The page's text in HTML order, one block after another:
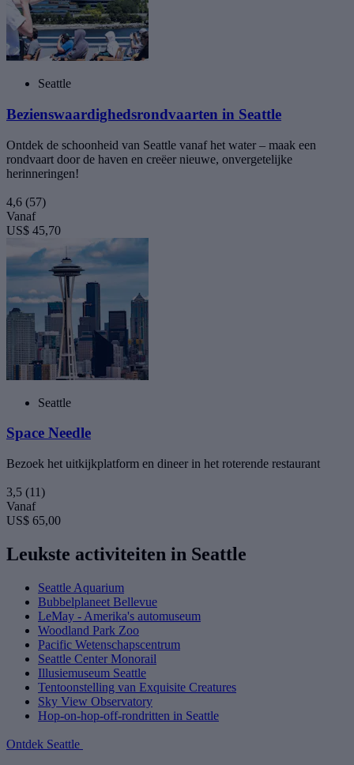
Seattle
Bezienswaardighedsrondvaarten in Seattle
Ontdek de schoonheid van Seattle vanaf het water – maak een
rondvaart door de haven en creëer nieuwe, onvergetelijke
herinneringen!
4,6 (57)
Vanaf
US$ 45,70
Seattle
Space Needle
Bezoek het uitkijkplatform en dineer in het roterende restaurant
3,5 (11)
Vanaf
US$ 65,00
Leukste activiteiten in Seattle
Seattle Aquarium
Bubbelplaneet Bellevue
LeMay - Amerika's automuseum
Woodland Park Zoo
Pacific Wetenschapscentrum
Seattle Center Monorail
Illusiemuseum Seattle
Tentoonstelling van Exquisite Creatures
Sky View Observatory
Hop-on-hop-off-rondritten in Seattle
Ontdek Seattle